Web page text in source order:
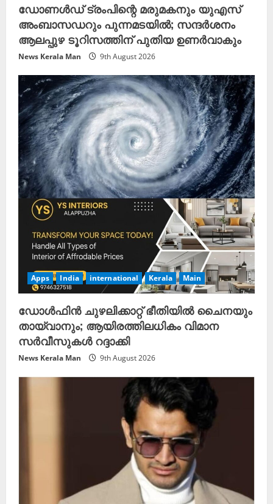
ഡോണൾഡ് ട്രംപിന്റെ മരുമകനും യുഎസ്
അംബാസഡറും പുന്നമടയിൽ; സന്ദർശനം
ആലപ്പുഴ ടൂറിസത്തിന് പുതിയ ഉണർവാകും
News Kerala Man 9th August 2026
Apps India international Kerala Main
ഡോൾഫിൻ ചുഴലിക്കാറ്റ് ഭീതിയിൽ ചൈനയും
തായ്‌വാനും; ആയിരത്തിലധികം വിമാന
സർവീസുകൾ റദ്ദാക്കി
News Kerala Man 9th August 2026